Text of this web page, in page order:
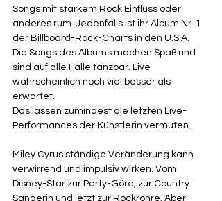
Songs mit starkem Rock Einfluss oder
anderes rum. Jedenfalls ist ihr Album Nr. 1
der Billboard-Rock-Charts in den U.S.A.
Die Songs des Albums machen Spaß und
sind auf alle Fälle tanzbar. Live
wahrscheinlich noch viel besser als
erwartet.
Das lassen zumindest die letzten Live-
Performances der Künstlerin vermuten.
Miley Cyrus ständige Veränderung kann
verwirrend und impulsiv wirken. Vom
Disney-Star zur Party-Göre, zur Country
Sängerin und jetzt zur Rockröhre. Aber